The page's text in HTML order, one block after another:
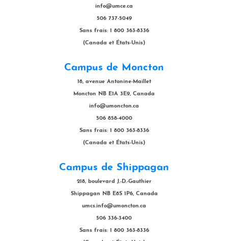
info@umce.ca
506 737-5049
Sans frais: 1 800 363-8336
(Canada et États-Unis)
Campus de Moncton
18, avenue Antonine-Maillet
Moncton NB E1A 3E9, Canada
info@umoncton.ca
506 858-4000
Sans frais: 1 800 363-8336
(Canada et États-Unis)
Campus de Shippagan
218, boulevard J.-D.-Gauthier
Shippagan NB E8S 1P6, Canada
umcs.info@umoncton.ca
506 336-3400
Sans frais: 1 800 363-8336